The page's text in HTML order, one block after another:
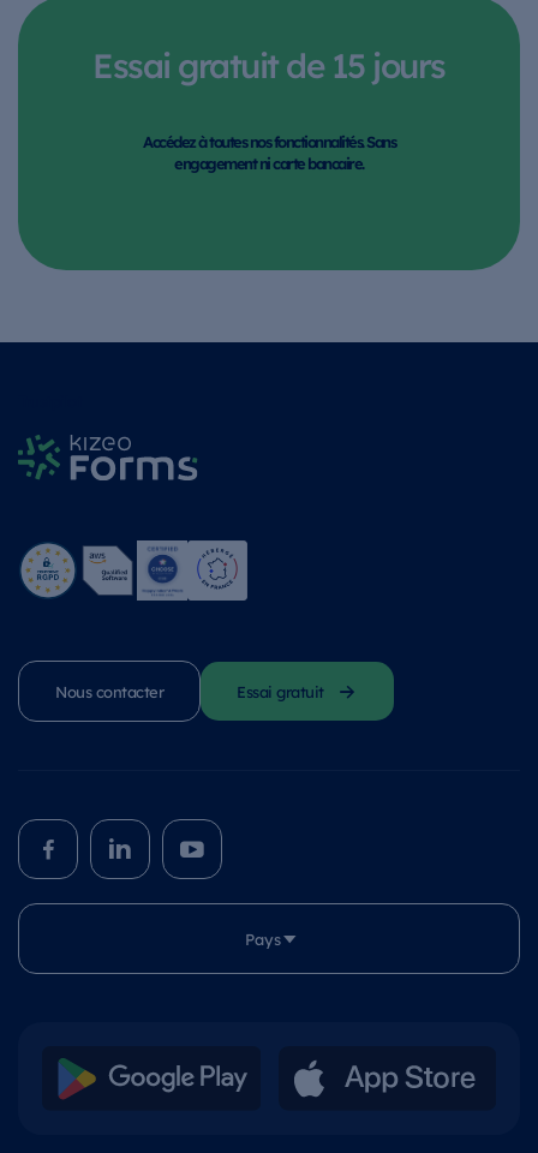
Essai gratuit de 15 jours
Accédez à toutes nos fonctionnalités. Sans
engagement ni carte bancaire.
Nous contacter Essai gratuit
Pays